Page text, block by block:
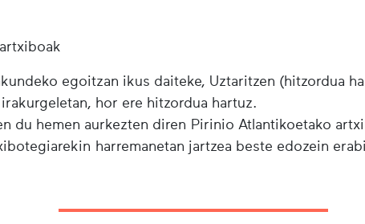
egoitzan ikus daiteke, Uztaritzen (hitzordua
hor ere hitzordua hartuz.
du hemen aurkezten diren Pirinio Atlantikoetako
harremanetan jartzea beste edozein